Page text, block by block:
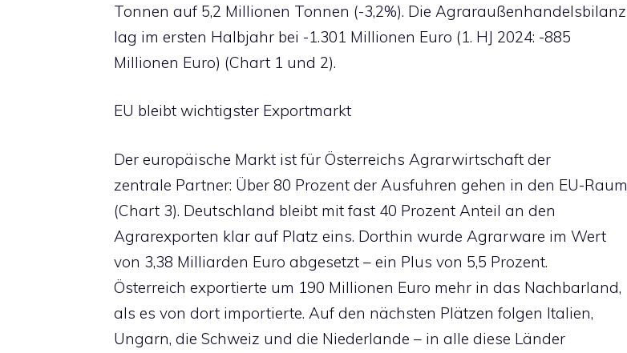
Tonnen auf 5,2 Millionen Tonnen (-3,2%). Die Agraraußenhandelsbilanz
lag im ersten Halbjahr bei -1.301 Millionen Euro (1. HJ 2024: -885
Millionen Euro) (Chart 1 und 2).
EU bleibt wichtigster Exportmarkt
Der europäische Markt ist für Österreichs Agrarwirtschaft der
zentrale Partner: Über 80 Prozent der Ausfuhren gehen in den EU-Raum
(Chart 3). Deutschland bleibt mit fast 40 Prozent Anteil an den
Agrarexporten klar auf Platz eins. Dorthin wurde Agrarware im Wert
von 3,38 Milliarden Euro abgesetzt – ein Plus von 5,5 Prozent.
Österreich exportierte um 190 Millionen Euro mehr in das Nachbarland,
als es von dort importierte. Auf den nächsten Plätzen folgen Italien,
Ungarn, die Schweiz und die Niederlande – in alle diese Länder